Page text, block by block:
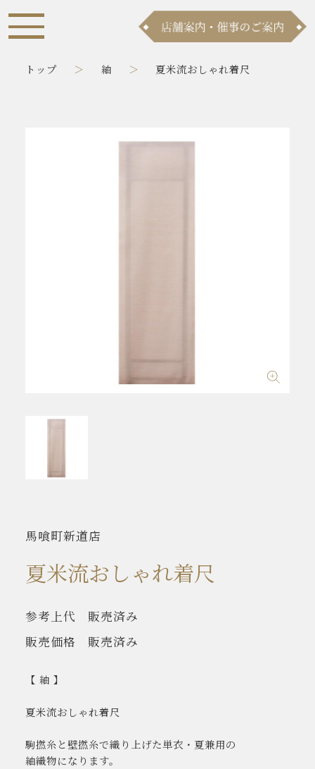
トップ 紬 夏米流おしゃれ着尺
馬喰町新道店
夏米流おしゃれ着尺
参考上代
販売済み
販売価格
販売済み
【 紬 】
夏米流おしゃれ着尺
駒撚糸と壁撚糸で織り上げた単衣・夏兼用の
紬織物になります。